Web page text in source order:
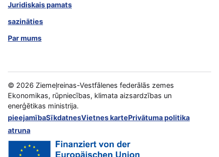
Juridiskais pamats
sazināties
Par mums
© 2026 Ziemeļreinas-Vestfālenes federālās zemes
Ekonomikas, rūpniecības, klimata aizsardzības un
enerģētikas ministrija.
pieejamībaSīkdatnesVietnes kartePrivātuma politika
atruna